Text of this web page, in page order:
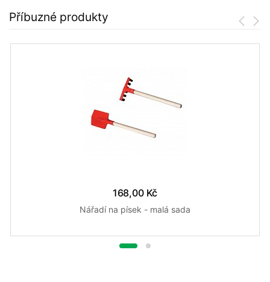
Příbuzné produkty
168,00 Kč
Nářadí na písek - malá sada